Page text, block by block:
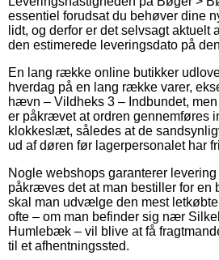
essentiel forudsat du behøver dine
lidt, og derfor er det selvsagt aktuelt
den estimerede leveringsdato på
En lang række online butikker
hverdag på en lang række varer,
hævn – Vildheks 3 – Indbundet,
er påkrævet at ordren gennemføres
klokkeslæt, således at de
ud af døren før lagerpersonalet har
Nogle webshops garanterer
påkræves det at man bestiller for en
skal man udvælge den mest
ofte – om man befinder sig nær
Humlebæk – vil blive at få
til et afhentningssted.